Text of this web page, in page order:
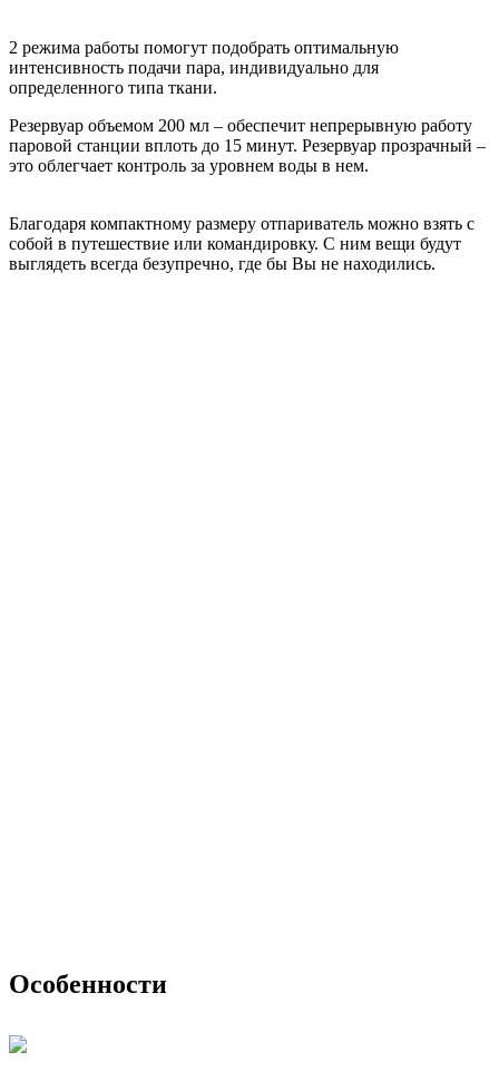
2 режима работы помогут подобрать оптимальную
интенсивность подачи пара, индивидуально для
определенного типа ткани.
Резервуар объемом 200 мл – обеспечит непрерывную работу
паровой станции вплоть до 15 минут. Резервуар прозрачный –
это облегчает контроль за уровнем воды в нем.
Благодаря компактному размеру отпариватель можно взять с
собой в путешествие или командировку. С ним вещи будут
выглядеть всегда безупречно, где бы Вы не находились.
Особенности